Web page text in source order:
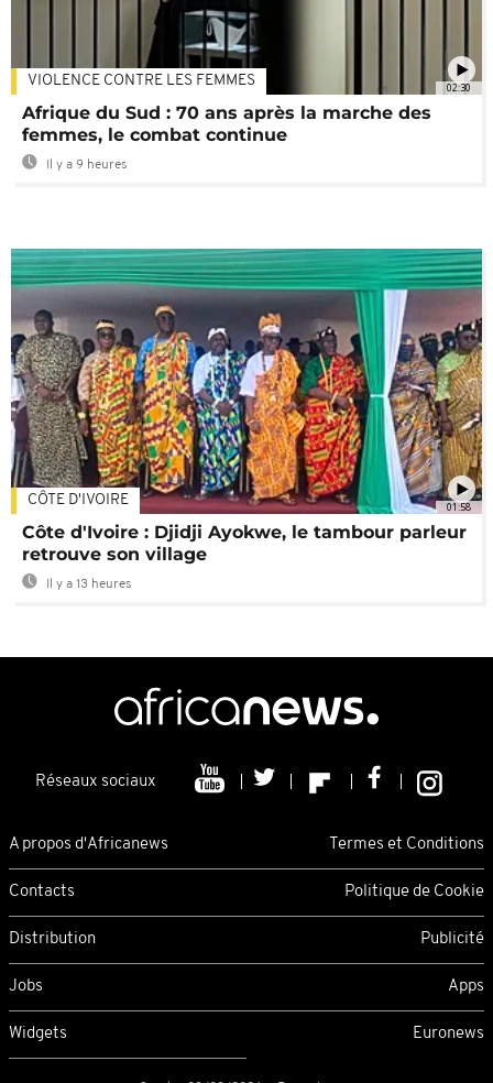
02:30
VIOLENCE CONTRE LES FEMMES
Afrique du Sud : 70 ans après la marche des
femmes, le combat continue
Il y a 9 heures
01:58
CÔTE D'IVOIRE
Côte d'Ivoire : Djidji Ayokwe, le tambour parleur
retrouve son village
Il y a 13 heures
Réseaux sociaux
A propos d'Africanews Termes et Conditions
Contacts Politique de Cookie
Distribution Publicité
Jobs Apps
Widgets Euronews